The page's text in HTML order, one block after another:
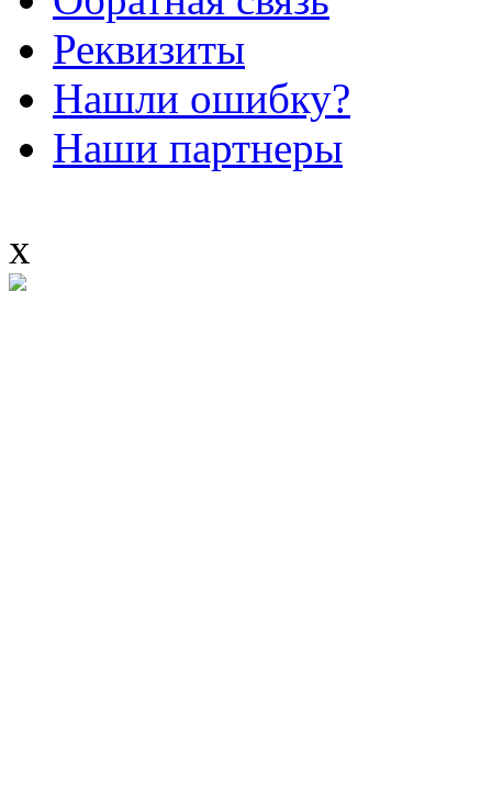
Реквизиты
Нашли ошибку?
Наши партнеры
x